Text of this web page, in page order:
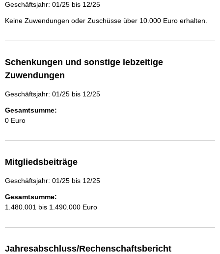
Geschäftsjahr: 01/25 bis 12/25
Keine Zuwendungen oder Zuschüsse über 10.000 Euro erhalten.
Schenkungen und sonstige lebzeitige
Zuwendungen
Geschäftsjahr: 01/25 bis 12/25
Gesamtsumme:
0 Euro
Mitgliedsbeiträge
Geschäftsjahr: 01/25 bis 12/25
Gesamtsumme:
1.480.001 bis 1.490.000 Euro
Jahresabschluss/Rechenschaftsbericht